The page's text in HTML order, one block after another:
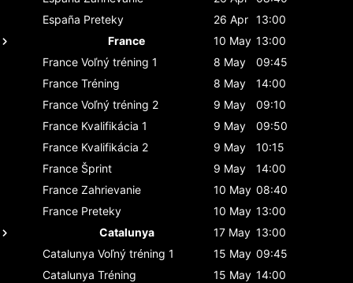
España Preteky 26 Apr 13:00
France
10 May 13:00
France Voľný tréning 1 8 May
09:45
France Tréning 8 May
14:00
France Voľný tréning 2 9 May
09:10
France Kvalifikácia 1 9 May
09:50
France Kvalifikácia 2 9 May
10:15
France Šprint 9 May
14:00
France Zahrievanie 10 May 08:40
France Preteky 10 May 13:00
Catalunya
17 May 13:00
Catalunya Voľný tréning 1 15 May 09:45
Catalunya Tréning 15 May 14:00